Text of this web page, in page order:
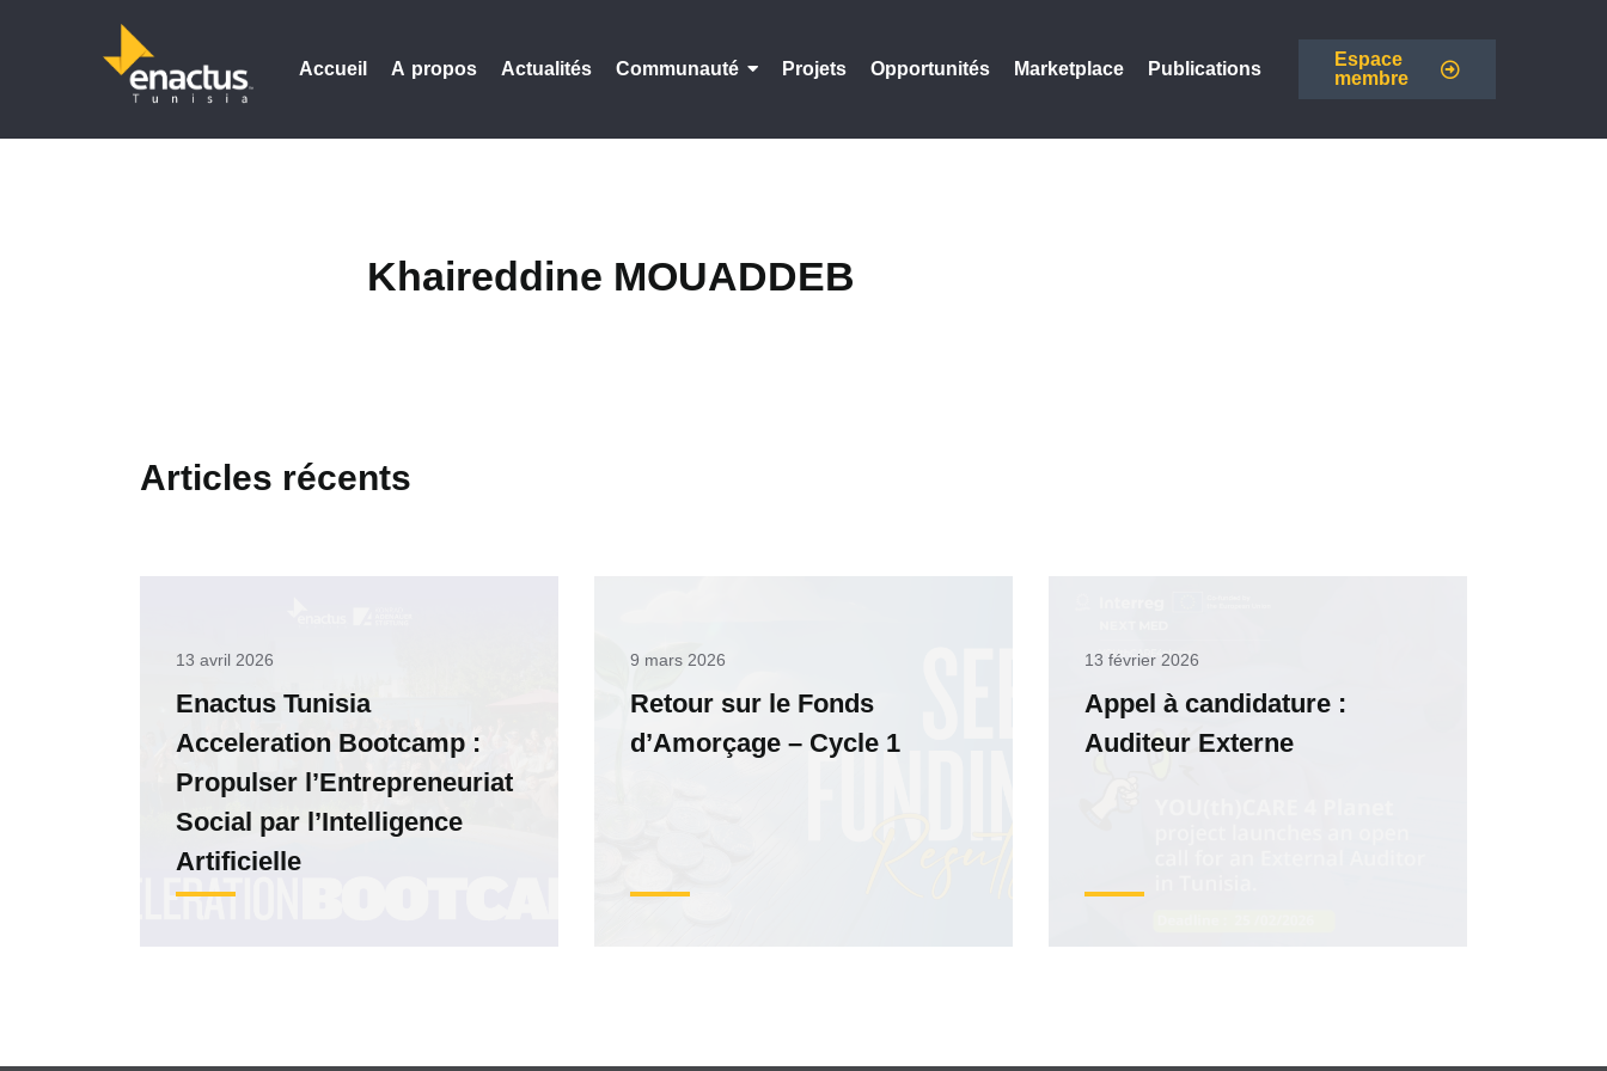
Accueil A propos Actualités Communauté Projets Opportunités Marketplace Publications
Espace
membre
Khaireddine MOUADDEB
Articles récents
13 avril 2026
Enactus Tunisia
Acceleration Bootcamp :
Propulser l’Entrepreneuriat
Social par l’Intelligence
Artificielle
9 mars 2026
Retour sur le Fonds
d’Amorçage – Cycle 1
13 février 2026
Appel à candidature :
Auditeur Externe